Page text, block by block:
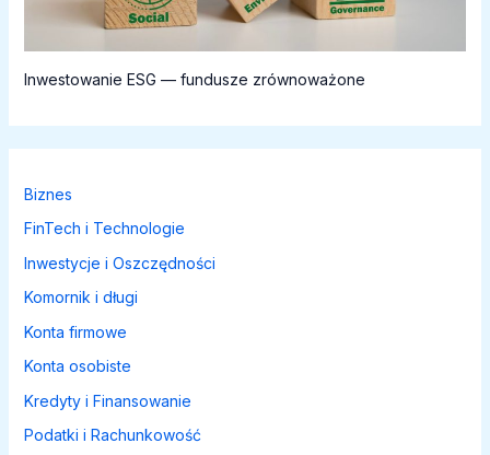
Inwestowanie ESG — fundusze zrównoważone
Biznes
FinTech i Technologie
Inwestycje i Oszczędności
Komornik i długi
Konta firmowe
Konta osobiste
Kredyty i Finansowanie
Podatki i Rachunkowość